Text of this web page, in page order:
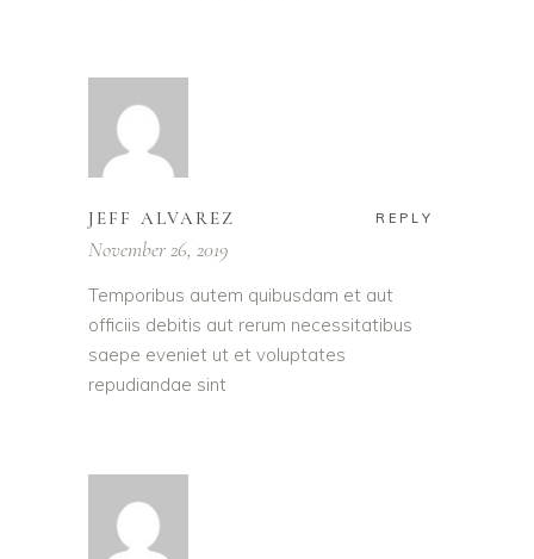
JEFF ALVAREZ REPLY
November 26, 2019
Temporibus autem quibusdam et aut
officiis debitis aut rerum necessitatibus
saepe eveniet ut et voluptates
repudiandae sint